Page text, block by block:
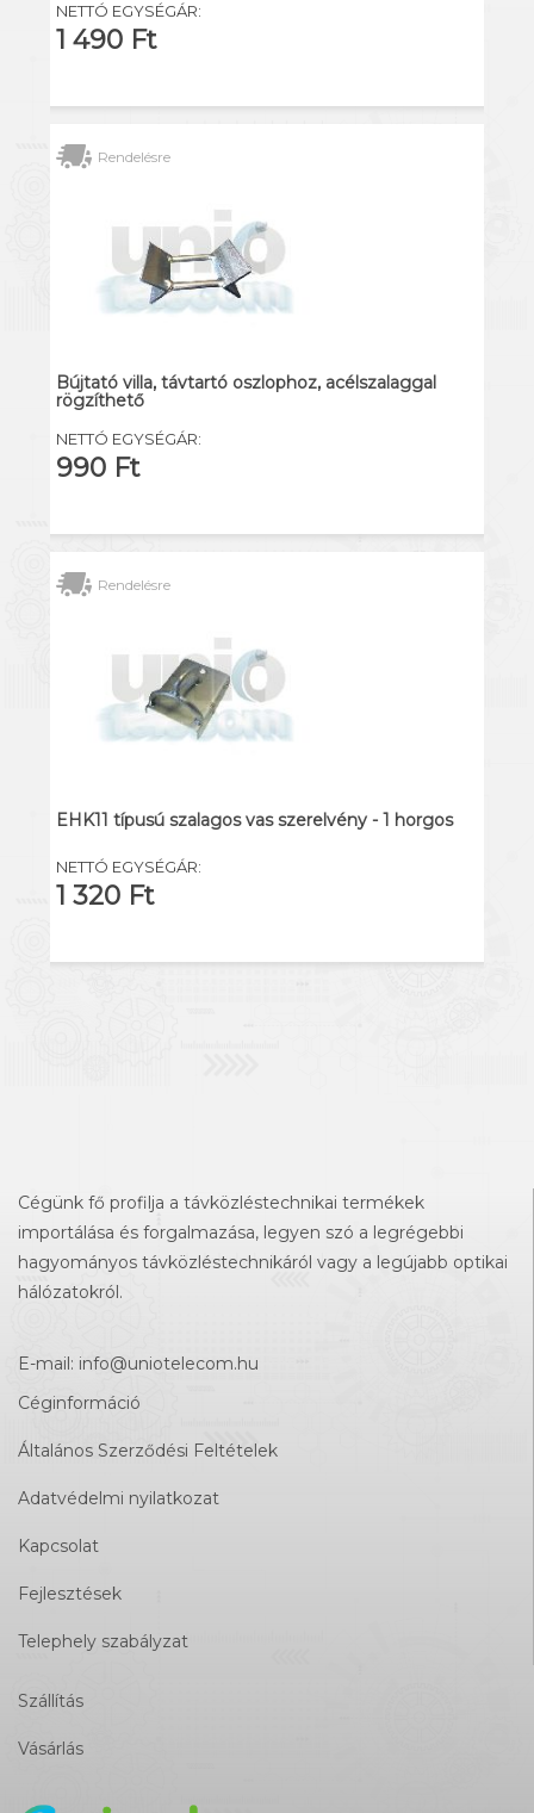
NETTÓ EGYSÉGÁR:
1 490 Ft
Rendelésre
Bújtató villa, távtartó oszlophoz, acélszalaggal
rögzíthető
NETTÓ EGYSÉGÁR:
990 Ft
Rendelésre
EHK11 típusú szalagos vas szerelvény - 1 horgos
NETTÓ EGYSÉGÁR:
1 320 Ft
Cégünk fő profilja a távközléstechnikai termékek
importálása és forgalmazása, legyen szó a legrégebbi
hagyományos távközléstechnikáról vagy a legújabb optikai
hálózatokról.
E-mail: info@uniotelecom.hu
Céginformáció
Általános Szerződési Feltételek
Adatvédelmi nyilatkozat
Kapcsolat
Fejlesztések
Telephely szabályzat
Szállítás
Vásárlás